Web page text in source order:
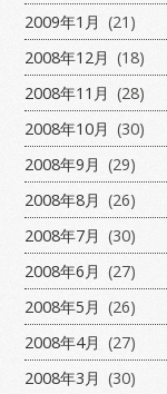
2009年1月 (21)
2008年12月 (18)
2008年11月 (28)
2008年10月 (30)
2008年9月 (29)
2008年8月 (26)
2008年7月 (30)
2008年6月 (27)
2008年5月 (26)
2008年4月 (27)
2008年3月 (30)